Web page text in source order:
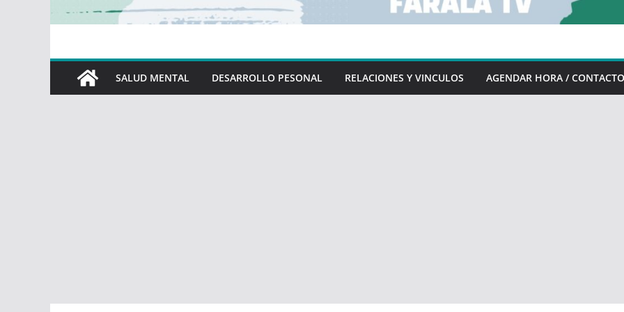
SALUD MENTAL DESARROLLO PESONAL RELACIONES Y VINCULOS AGENDAR HORA / CONTACTO